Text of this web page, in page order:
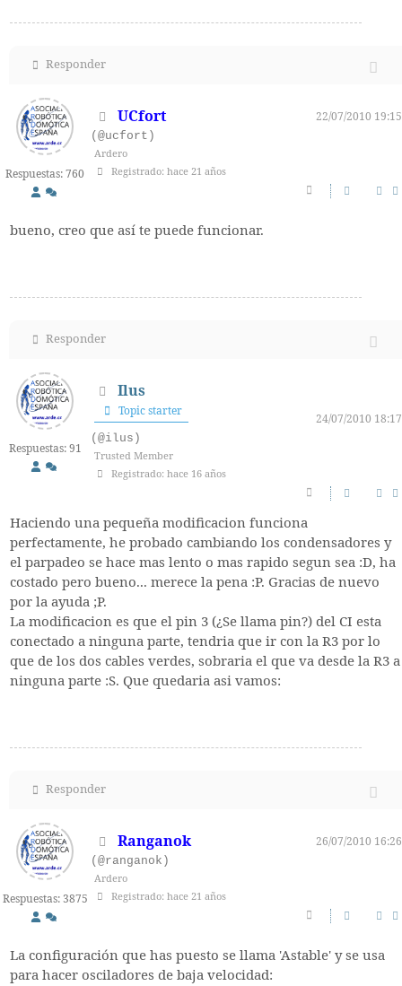
Responder
Respuestas: 760
UCfort
22/07/2010 19:15
(@ucfort)
Ardero
Registrado: hace 21 años
bueno, creo que así te puede funcionar.
Responder
Respuestas: 91
Ilus
Topic starter
24/07/2010 18:17
(@ilus)
Trusted Member
Registrado: hace 16 años
Haciendo una pequeña modificacion funciona
perfectamente, he probado cambiando los condensadores y
el parpadeo se hace mas lento o mas rapido segun sea :D, ha
costado pero bueno... merece la pena :P. Gracias de nuevo
por la ayuda ;P.
La modificacion es que el pin 3 (¿Se llama pin?) del CI esta
conectado a ninguna parte, tendria que ir con la R3 por lo
que de los dos cables verdes, sobraria el que va desde la R3 a
ninguna parte :S. Que quedaria asi vamos:
Responder
Respuestas: 3875
Ranganok
26/07/2010 16:26
(@ranganok)
Ardero
Registrado: hace 21 años
La configuración que has puesto se llama 'Astable' y se usa
para hacer osciladores de baja velocidad: